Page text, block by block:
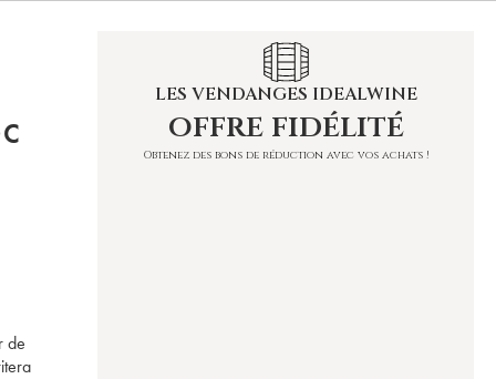
de
LES VENDANGES IDEALWINE
offre fidélité
Obtenez des bons de réduction avec vos achats !